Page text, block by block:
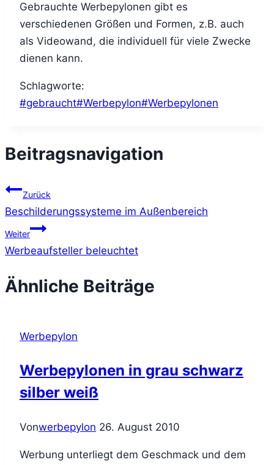
Gebrauchte Werbepylonen gibt es
verschiedenen Größen und Formen, z.B. auch
als Videowand, die individuell für viele Zwecke
dienen kann.
Schlagworte:
#gebraucht#Werbepylon#Werbepylonen
Beitragsnavigation
Zurück
Beschilderungssysteme im Außenbereich
Weiter
Werbeaufsteller beleuchtet
Ähnliche Beiträge
Werbepylon
Werbepylonen in grau schwarz
silber weiß
Vonwerbepylon 26. August 2010
Werbung unterliegt dem Geschmack und dem